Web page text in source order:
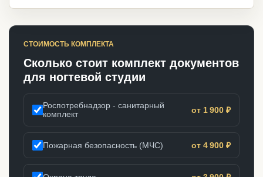
СТОИМОСТЬ КОМПЛЕКТА
Сколько стоит комплект документов
для ногтевой студии
Роспотребнадзор - санитарный
комплект
от 1 900 ₽
Пожарная безопасность (МЧС) от 4 900 ₽